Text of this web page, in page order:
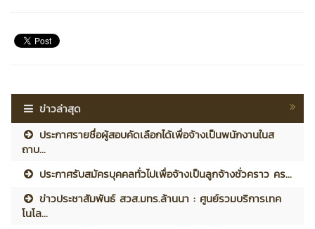
ข่าวล่าสุด
ประกาศรายชื่อผู้สอบคัดเลือกได้เพื่อจ้างเป็นพนักงานในส
ถาบ...
ประกาศรับสมัครบุคคลทั่วไปเพื่อจ้างเป็นลูกจ้างชั่วคราว คร...
ข่าวประชาสัมพันธ์ สวส.มทร.ล้านนา : ศูนย์รวมบริการเทค
โนโล...